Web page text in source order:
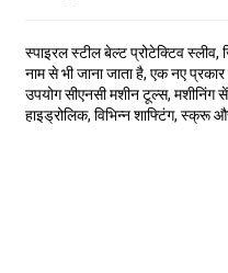
स्पाइरल स्टील बेल्ट प्रोटेक्टिव
नाम से भी जाना जाता है, एक नए
उपयोग सीएनसी मशीन टूल्स,
हाइड्रोलिक, विभिन्न शाफ्टिंग, स्क्रू